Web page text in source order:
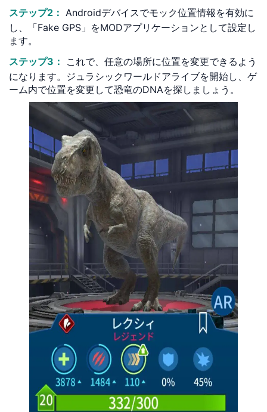
ステップ2： Androidデバイスでモック位置情報を有効に
し、「Fake GPS」をMODアプリケーションとして設定し
ます。
ステップ3：
これで、任意の場所に位置を変更できるよう
になります。ジュラシックワールドアライブを開始し、ゲ
ーム内で位置を変更して恐竜のDNAを探しましょう。